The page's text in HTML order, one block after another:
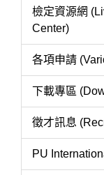
檢定資源網
Center)
各項申請
下載專區
徵才訊息
PU